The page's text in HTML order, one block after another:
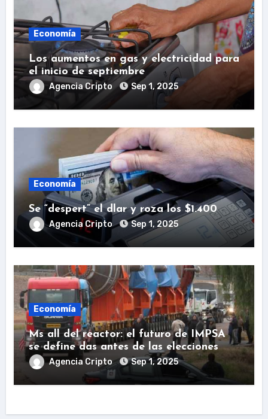
Economía
Los aumentos en gas y electricidad para
el inicio de septiembre
Agencia Cripto Sep 1, 2025
Economía
Se “despert” el dlar y roza los $1.400
Agencia Cripto Sep 1, 2025
Economía
Ms all del reactor: el futuro de IMPSA
se define das antes de las elecciones
Agencia Cripto Sep 1, 2025